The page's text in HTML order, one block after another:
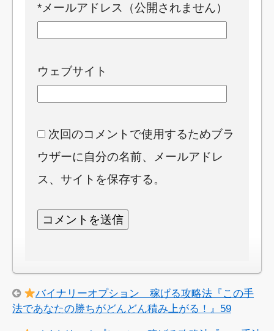
*メールアドレス（公開されません）
ウェブサイト
次回のコメントで使用するためブラ
ウザーに自分の名前、メールアドレ
ス、サイトを保存する。
バイナリーオプション 稼げる攻略法『この手
法であなたの勝ちがどんどん積み上がる！』59